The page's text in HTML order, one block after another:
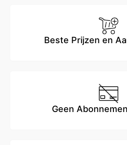
Beste Prijzen en
Geen